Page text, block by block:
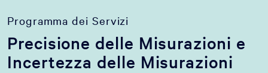
Programma dei Servizi
Precisione delle Misurazioni e
Incertezza delle Misurazioni